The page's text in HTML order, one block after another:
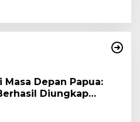
Depan Papua:
Diungkap